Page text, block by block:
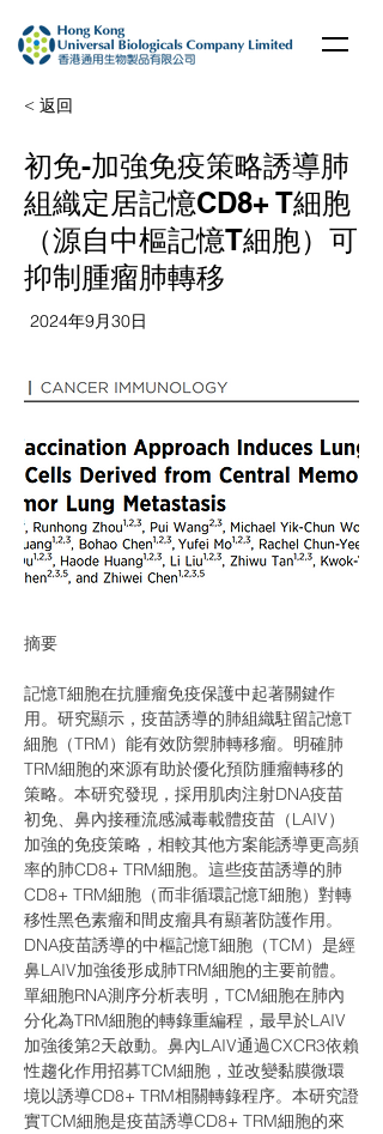
< 返回
初免-加強免疫策略誘導肺
組織定居記憶CD8+ T細胞
（源自中樞記憶T細胞）可
抑制腫瘤肺轉移
2024年9月30日
摘要
記憶T細胞在抗腫瘤免疫保護中起著關鍵作
用。研究顯示，疫苗誘導的肺組織駐留記憶T
細胞（TRM）能有效防禦肺轉移瘤。明確肺
TRM細胞的來源有助於優化預防腫瘤轉移的
策略。本研究發現，採用肌肉注射DNA疫苗
初免、鼻內接種流感減毒載體疫苗（LAIV）
加強的免疫策略，相較其他方案能誘導更高頻
率的肺CD8+ TRM細胞。這些疫苗誘導的肺
CD8+ TRM細胞（而非循環記憶T細胞）對轉
移性黑色素瘤和間皮瘤具有顯著防護作用。
DNA疫苗誘導的中樞記憶T細胞（TCM）是經
鼻LAIV加強後形成肺TRM細胞的主要前體。
單細胞RNA測序分析表明，TCM細胞在肺內
分化為TRM細胞的轉錄重編程，最早於LAIV
加強後第2天啟動。鼻內LAIV通過CXCR3依賴
性趨化作用招募TCM細胞，並改變黏膜微環
境以誘導CD8+ TRM相關轉錄程序。本研究證
實TCM細胞是疫苗誘導CD8+ TRM細胞的來